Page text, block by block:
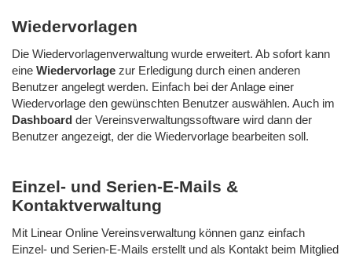
Wiedervorlagen
Die Wiedervorlagenverwaltung wurde erweitert. Ab sofort kann
eine Wiedervorlage zur Erledigung durch einen anderen
Benutzer angelegt werden. Einfach bei der Anlage einer
Wiedervorlage den gewünschten Benutzer auswählen. Auch im
Dashboard der Vereinsverwaltungssoftware wird dann der
Benutzer angezeigt, der die Wiedervorlage bearbeiten soll.
Einzel- und Serien-E-Mails &
Kontaktverwaltung
Mit Linear Online Vereinsverwaltung können ganz einfach
Einzel- und Serien-E-Mails erstellt und als Kontakt beim Mitglied